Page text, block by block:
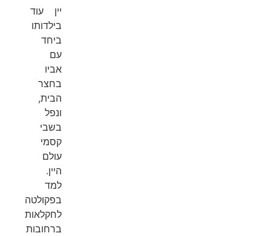
יין עוד
בילדותו
ביחד
עם
אביו
בחצר
הבית,
ונפל
בשבי
קסמי
עולם
היין.
למד
בפקולטה
לחקלאות
ברחובות